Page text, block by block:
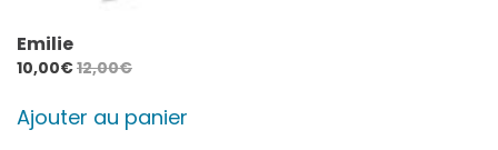
Emilie
10,00€12,00€
Ajouter au panier